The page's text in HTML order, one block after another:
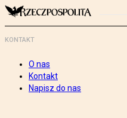
KONTAKT
O nas
Kontakt
Napisz do nas